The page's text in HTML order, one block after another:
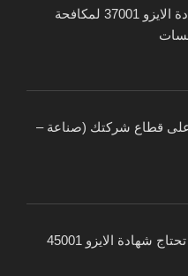
خطوات تطبيق شهادة الايزو 37001 لمكافحة
على قطاع شركتك (صناعة –
أهم الصناعات اللي تحتاج شهادة الايزو 45001